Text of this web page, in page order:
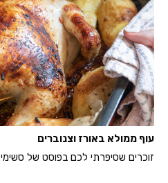
עוף ממולא באורז וצנוברים
זוכרים שסיפרתי לכם בפוסט של